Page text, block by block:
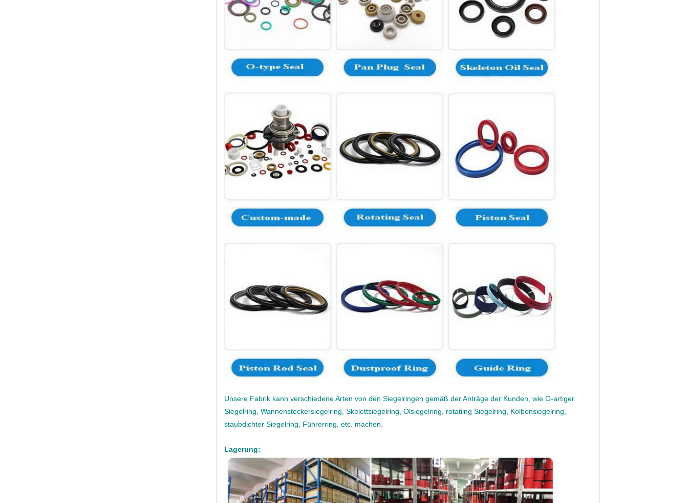
Unsere Fabrik kann verschiedene Arten von den Siegelringen gemäß der Anträge der Kunden, wie O-artiger
Siegelring, Wannensteckersiegelring, Skelettsiegelring, Ölsiegelring, rotatiing Siegelring, Kolbensiegelring,
staubdichter Siegelring, Führerring, etc. machen.
Lagerung: